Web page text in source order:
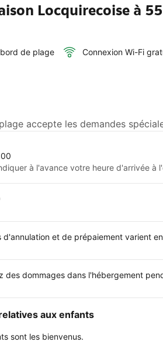
Locquirecoise à
bord de plage Connexion Wi-Fi
accepte les demandes
à l'avance votre heure d'arrivée à
d'annulation et de prépaiement varient
des dommages dans l'hébergement
aux enfants
sont les bienvenus.